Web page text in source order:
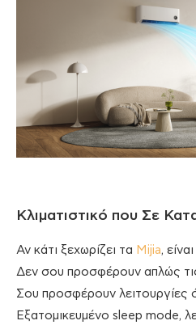
Κλιματιστικό που Σε
Αν κάτι ξεχωρίζει τα Mijia,
Δεν σου προσφέρουν απλώς
Σου προσφέρουν λειτουργίες
Εξατομικευμένο sleep mode,